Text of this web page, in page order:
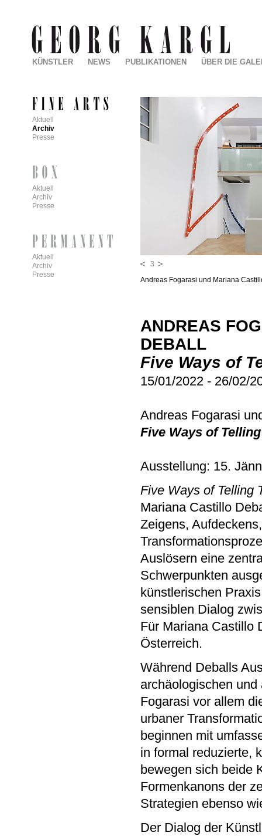
3
Andreas Fogarasi und Mariana
4
Mariana Castillo Deball,
ANDREAS
DEBALL
Five Ways of
15/01/2022 - 26/02/
Andreas Fogarasi
Five Ways of
Ausstellung: 15.
Five Ways of Telling
Mariana Castillo
Zeigens,
Auslösern eine
Schwerpunkten
künstlerischen
sensiblen Dialog
Für Mariana Castillo
Österreich.
Während Deballs
archäologischen
Fogarasi vor allem
urbaner
beginnen mit
in formal reduzierte,
bewegen sich beide
Formenkanons der
Strategien ebenso
Der Dialog der
KÜNSTLER NEWS PUBLIKATIONEN ÜBER DIE
Aktuell
Archiv
Presse
Aktuell
Archiv
Presse
Aktuell
Archiv
Presse